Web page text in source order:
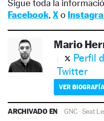
Sigue toda la
Facebook, Xo
Mario
Perfil
Twitter
VER BIOGRAFÍA
ARCHIVADO EN GNC ·Seat